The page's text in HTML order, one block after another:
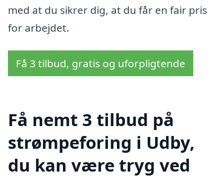
med at du sikrer dig, at du får en fair pris
for arbejdet.
Få 3 tilbud, gratis og uforpligtende
Få nemt 3 tilbud på
strømpeforing i Udby,
du kan være tryg ved